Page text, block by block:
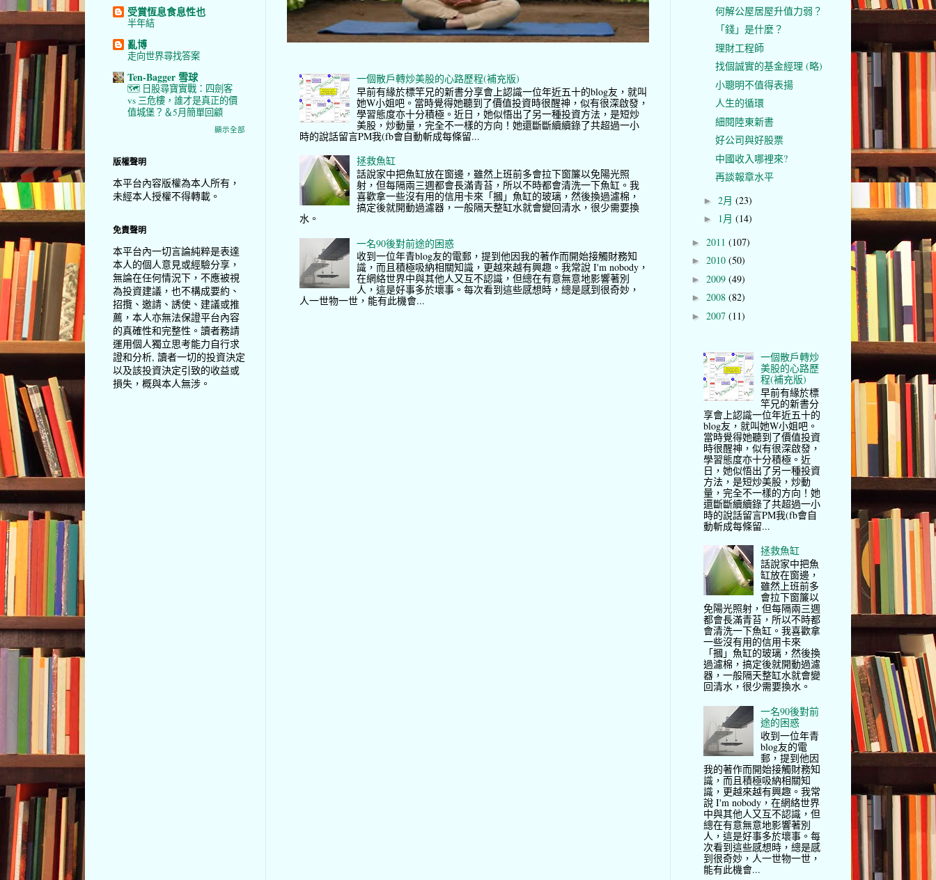
一個散戶轉炒美股的心路歷程(補充版)
早前有緣於標竿兄的新書分享會上認識一位年近五十的blog友，就叫
她W小姐吧。當時覺得她聽到了價值投資時很醒神，似有很深啟發，
學習態度亦十分積極。近日，她似悟出了另一種投資方法，是短炒
美股，炒動量，完全不一樣的方向！她還斷斷續續錄了共超過一小
時的說話留言PM我(fb會自動斬成每條留...
拯救魚缸
話說家中把魚缸放在窗邊，雖然上班前多會拉下窗簾以免陽光照
射，但每隔兩三週都會長滿青苔，所以不時都會清洗一下魚缸。我
喜歡拿一些沒有用的信用卡來「摑」魚缸的玻璃，然後換過濾棉，
搞定後就開動過濾器，一般隔天整缸水就會變回清水，很少需要換
水。
一名90後對前途的困惑
收到一位年青blog友的電郵，提到他因我的著作而開始接觸財務知
識，而且積極吸納相關知識，更越來越有興趣。我常說 I'm nobody，
在網絡世界中與其他人又互不認識，但總在有意無意地影響著別
人，這是好事多於壞事。每次看到這些感想時，總是感到很奇妙，
人一世物一世，能有此機會...
受賞恆息食息性也
半年結
亂博
走向世界尋找答案
Ten-Bagger 雪球
🗺️ 日股尋寶實戰：四劍客
vs 三危樓，誰才是真正的價
值城堡？＆5月簡單回顧
顯示全部
版權聲明
本平台內容版權為本人所有，
未經本人授權不得轉載。
免責聲明
本平台內一切言論純粹是表達
本人的個人意見或經驗分享，
無論在任何情況下，不應被視
為投資建議，也不構成要約、
招攬、邀請、誘使、建議或推
薦，本人亦無法保證平台內容
的真確性和完整性。讀者務請
運用個人獨立思考能力自行求
證和分析, 讀者一切的投資決定
以及該投資決定引致的收益或
損失，概與本人無涉。
何解公屋居屋升值力弱？
「錢」是什麼？
理財工程師
找個誠實的基金經理 (略)
小聰明不值得表揚
人生的循環
細閱陸東新書
好公司與好股票
中國收入哪裡來?
再談報章水平
► 2月 (23)
► 1月 (14)
► 2011 (107)
► 2010 (50)
► 2009 (49)
► 2008 (82)
► 2007 (11)
一個散戶轉炒
美股的心路歷
程(補充版)
早前有緣於標
竿兄的新書分
享會上認識一位年近五十的
blog友，就叫她W小姐吧。
當時覺得她聽到了價值投資
時很醒神，似有很深啟發，
學習態度亦十分積極。近
日，她似悟出了另一種投資
方法，是短炒美股，炒動
量，完全不一樣的方向！她
還斷斷續續錄了共超過一小
時的說話留言PM我(fb會自
動斬成每條留...
拯救魚缸
話說家中把魚
缸放在窗邊，
雖然上班前多
會拉下窗簾以
免陽光照射，但每隔兩三週
都會長滿青苔，所以不時都
會清洗一下魚缸。我喜歡拿
一些沒有用的信用卡來
「摑」魚缸的玻璃，然後換
過濾棉，搞定後就開動過濾
器，一般隔天整缸水就會變
回清水，很少需要換水。
一名90後對前
途的困惑
收到一位年青
blog友的電
郵，提到他因
我的著作而開始接觸財務知
識，而且積極吸納相關知
識，更越來越有興趣。我常
說 I'm nobody，在網絡世界
中與其他人又互不認識，但
總在有意無意地影響著別
人，這是好事多於壞事。每
次看到這些感想時，總是感
到很奇妙，人一世物一世，
能有此機會...